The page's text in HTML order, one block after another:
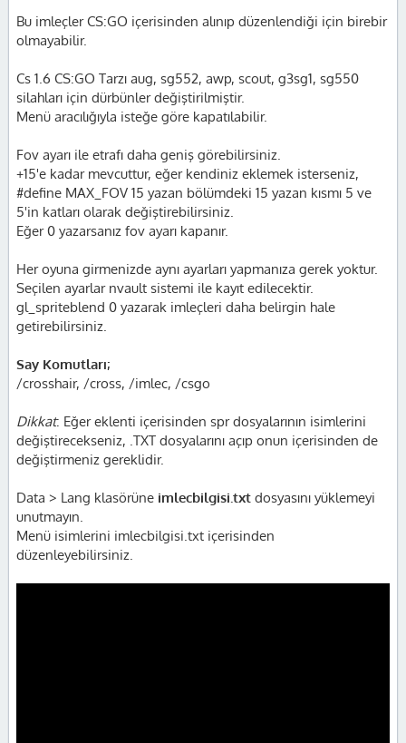
Bu imleçler CS:GO içerisinden alınıp düzenlendiği için birebir
olmayabilir.
Cs 1.6 CS:GO Tarzı aug, sg552, awp, scout, g3sg1, sg550
silahları için dürbünler değiştirilmiştir.
Menü aracılığıyla isteğe göre kapatılabilir.
Fov ayarı ile etrafı daha geniş görebilirsiniz.
+15'e kadar mevcuttur, eğer kendiniz eklemek isterseniz,
#define MAX_FOV 15 yazan bölümdeki 15 yazan kısmı 5 ve
5'in katları olarak değiştirebilirsiniz.
Eğer 0 yazarsanız fov ayarı kapanır.
Her oyuna girmenizde aynı ayarları yapmanıza gerek yoktur.
Seçilen ayarlar nvault sistemi ile kayıt edilecektir.
gl_spriteblend 0 yazarak imleçleri daha belirgin hale
getirebilirsiniz.
Say Komutları;
/crosshair, /cross, /imlec, /csgo
Dikkat: Eğer eklenti içerisinden spr dosyalarının isimlerini
değiştirecekseniz, .TXT dosyalarını açıp onun içerisinden de
değiştirmeniz gereklidir.
Data > Lang klasörüne imlecbilgisi.txt dosyasını yüklemeyi
unutmayın.
Menü isimlerini imlecbilgisi.txt içerisinden
düzenleyebilirsiniz.